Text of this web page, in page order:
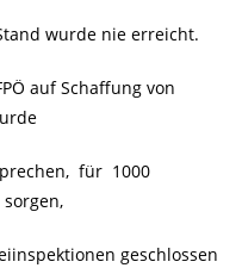
wurde nie erreicht.
auf Schaffung von
für 1000
geschlossen